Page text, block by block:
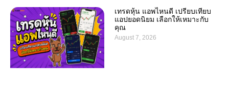
เทรดหุ้น แอพไหนดี เปรียบเทียบ
แอปยอดนิยม เลือกให้เหมาะกับ
คุณ
August 7, 2026